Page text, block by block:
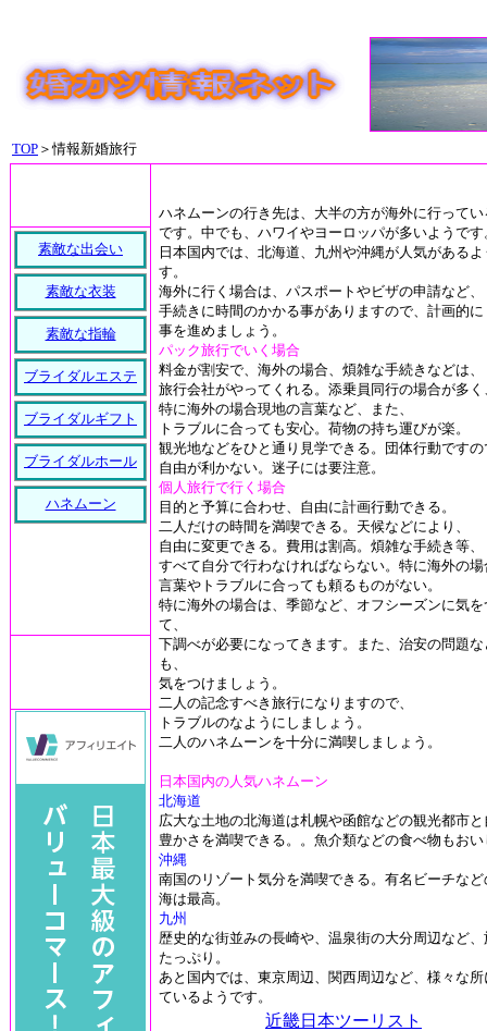
TOP ＞情報新婚旅行
ハネムーンの行き先は、大半の方が海外に行ってい
です。中でも、ハワイやヨーロッパが多いようです
日本国内では、北海道、九州や沖縄が人気があるよ
す。
海外に行く場合は、パスポートやビザの申請など、
手続きに時間のかかる事がありますので、計画的に
事を進めましょう。
パック旅行でいく場合
料金が割安で、海外の場合、煩雑な手続きなどは、
旅行会社がやってくれる。添乗員同行の場合が多く
特に海外の場合現地の言葉など、また、
トラブルに合っても安心。荷物の持ち運びが楽。
観光地などをひと通り見学できる。団体行動ですの
自由が利かない。迷子には要注意。
個人旅行で行く場合
目的と予算に合わせ、自由に計画行動できる。
二人だけの時間を満喫できる。天候などにより、
自由に変更できる。費用は割高。煩雑な手続き等、
すべて自分で行わなければならない。特に海外の場
言葉やトラブルに合っても頼るものがない。
特に海外の場合は、季節など、オフシーズンに気を
て、
下調べが必要になってきます。また、治安の問題な
も、
気をつけましょう。
二人の記念すべき旅行になりますので、
トラブルのなようにしましょう。
二人のハネムーンを十分に満喫しましょう。
日本国内の人気ハネムーン
北海道
広大な土地の北海道は札幌や函館などの観光都市
豊かさを満喫できる。。魚介類などの食べ物もお
沖縄
南国のリゾート気分を満喫できる。有名ビーチなど
海は最高。
九州
歴史的な街並みの長崎や、温泉街の大分周辺など、
たっぷり。
あと国内では、東京周辺、関西周辺など、様々な所
ているようです。
近畿日本ツーリスト
素敵な出会い
素敵な衣装
素敵な指輪
ブライダルエステ
ブライダルギフト
ブライダルホール
ハネムーン